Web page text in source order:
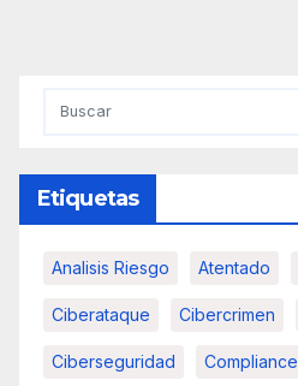
Etiquetas
Analisis Riesgo Atentado
Ciberataque Cibercrimen
Ciberseguridad Compliance